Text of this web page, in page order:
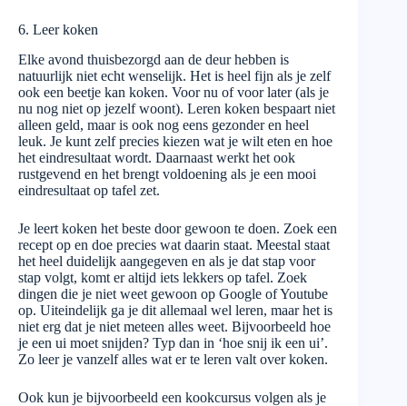
6. Leer koken
Elke avond thuisbezorgd aan de deur hebben is
natuurlijk niet echt wenselijk. Het is heel fijn als je zelf
ook een beetje kan koken. Voor nu of voor later (als je
nu nog niet op jezelf woont). Leren koken bespaart niet
alleen geld, maar is ook nog eens gezonder en heel
leuk. Je kunt zelf precies kiezen wat je wilt eten en hoe
het eindresultaat wordt. Daarnaast werkt het ook
rustgevend en het brengt voldoening als je een mooi
eindresultaat op tafel zet.
Je leert koken het beste door gewoon te doen. Zoek een
recept op en doe precies wat daarin staat. Meestal staat
het heel duidelijk aangegeven en als je dat stap voor
stap volgt, komt er altijd iets lekkers op tafel. Zoek
dingen die je niet weet gewoon op Google of Youtube
op. Uiteindelijk ga je dit allemaal wel leren, maar het is
niet erg dat je niet meteen alles weet. Bijvoorbeeld hoe
je een ui moet snijden? Typ dan in ‘hoe snij ik een ui’.
Zo leer je vanzelf alles wat er te leren valt over koken.
Ook kun je bijvoorbeeld een kookcursus volgen als je